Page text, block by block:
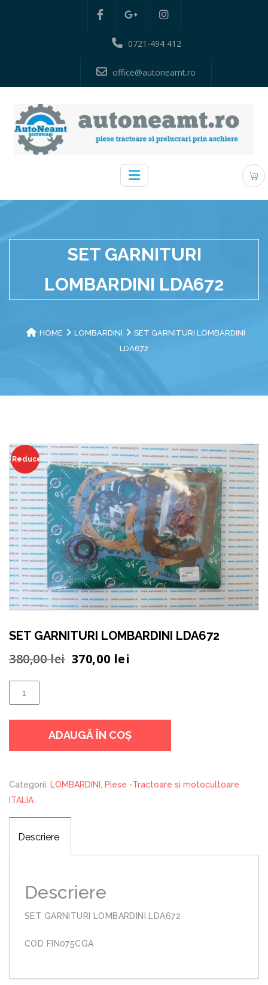
0721-494 412
office@autoneamt.ro
SET GARNITURI
LOMBARDINI LDA672
HOME LOMBARDINI
SET GARNITURI LOMBARDINI
LDA672
Reduceri!
SET GARNITURI LOMBARDINI LDA672
380,00lei Prețul
380,00 lei.
370,00 lei
SET
GARNITURI
LOMBARDINI
LDA672
ADAUGĂ ÎN COȘ
Categorii: LOMBARDINI Piese -Tractoare si motocultoare
ITALIA
Descriere
Descriere
SET GARNITURI LOMBARDINI LDA672
COD FIN075CGA